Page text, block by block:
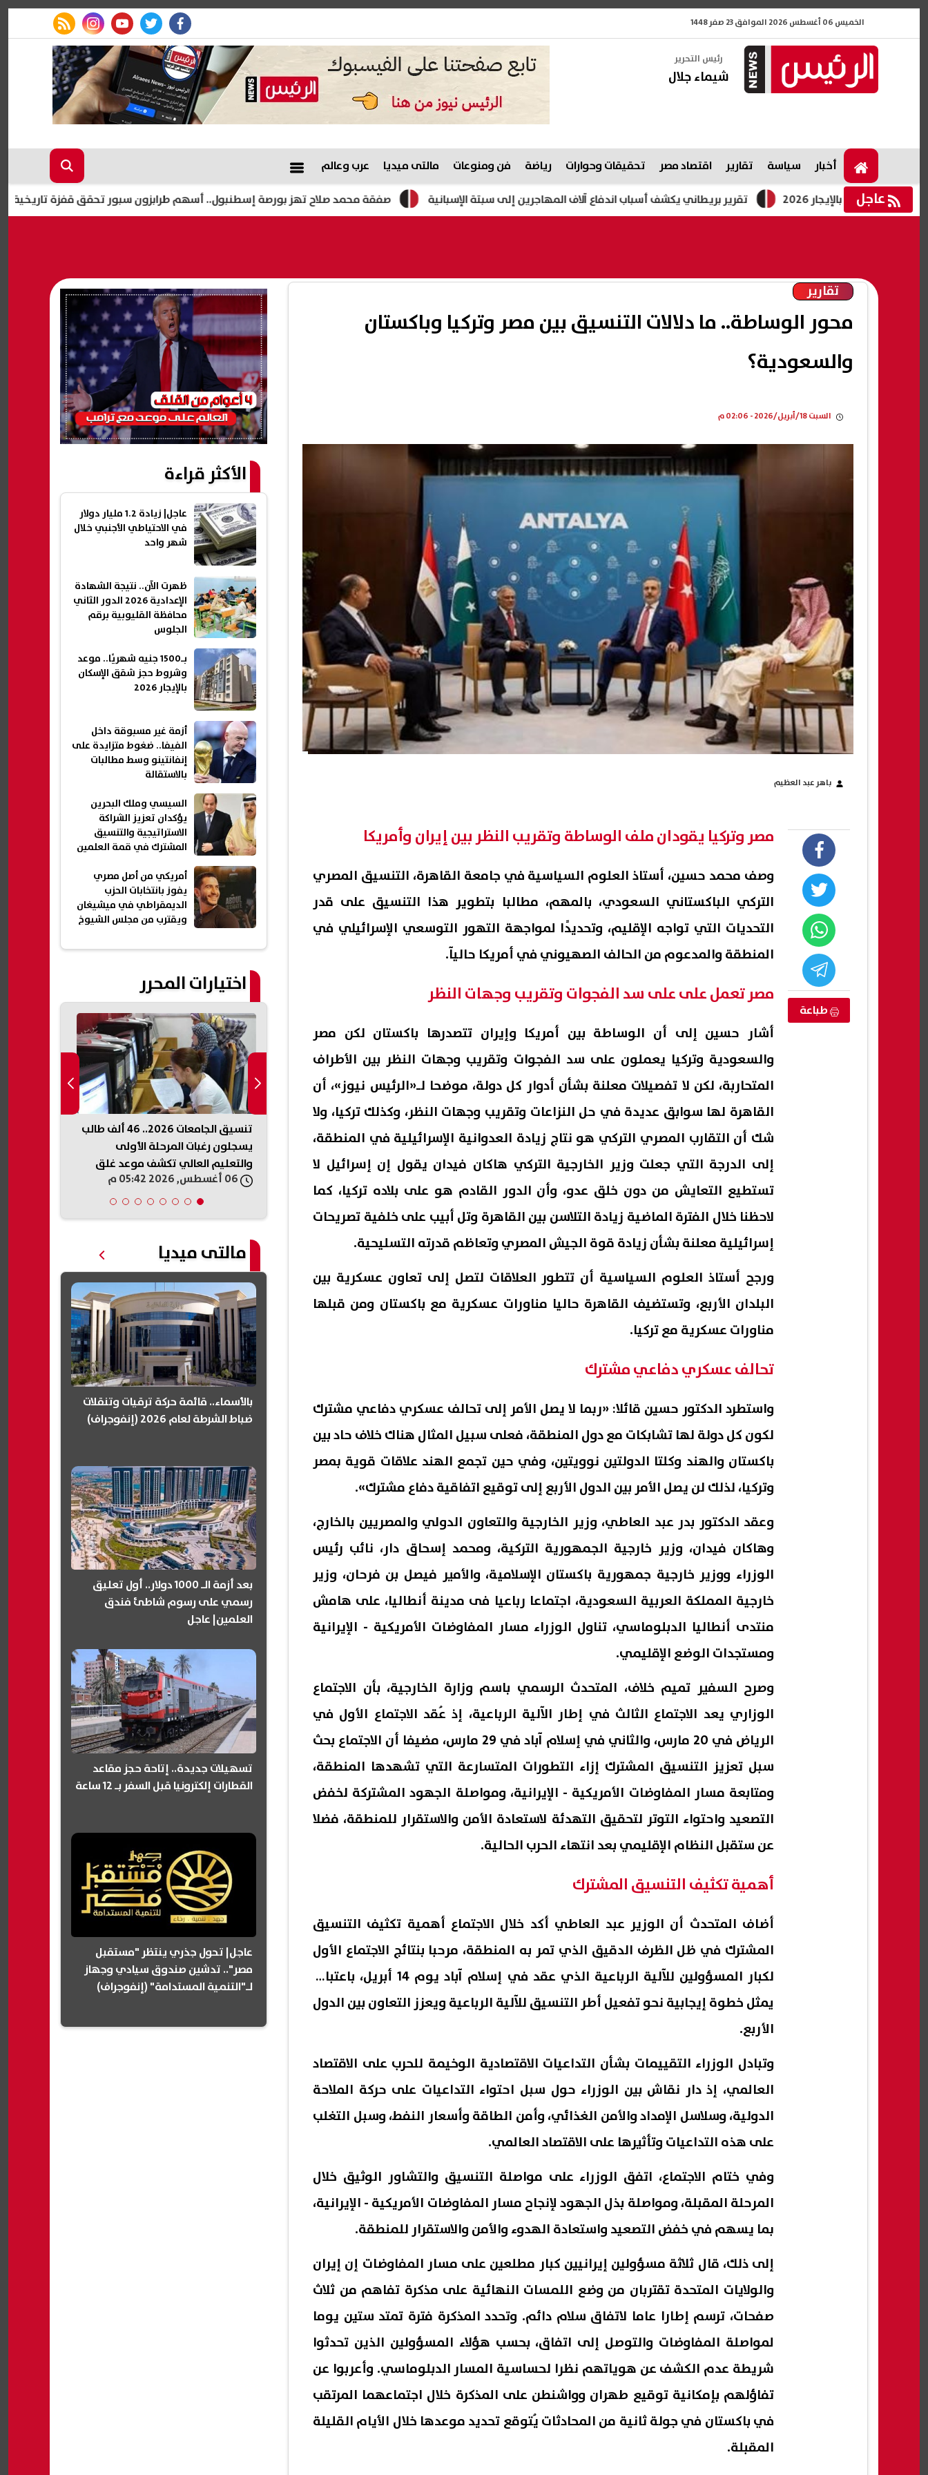
الخميس 06 أغسطس 2026 الموافق 23 صفر 1448
facebook
twitter
youtube
instagram
rss feed
رئيس التحرير
شيماء جلال
أخبار سياسة تقارير اقتصاد مصر تحقيقات وحوارات رياضة فن ومنوعات مالتى ميديا عرب وعالم
عاجل أزمة صفقة محمد صلاح تهز بورصة إسطنبول.. أسهم طرابزون سبور تحقق قفزة تاريخية تقرير بريطاني يكشف أسباب اندفاع آلاف المهاجرين إلى سبتة الإسبانية
تقارير
محور الوساطة.. ما دلالات التنسيق بين مصر وتركيا وباكستان
والسعودية؟
السبت 18/أبريل/2026 - 02:06 م
باهر عبد العظيم
طباعة
مصر وتركيا يقودان ملف الوساطة وتقريب النظر بين إيران وأمريكا
وصف محمد حسين، أستاذ العلوم السياسية في جامعة القاهرة، التنسيق المصري
التركي الباكستاني السعودي، بالمهم، مطالبا بتطوير هذا التنسيق على قدر
التحديات التي تواجه الإقليم، وتحديدًا لمواجهة التهور التوسعي الإسرائيلي في
المنطقة والمدعوم من الحالف الصهيوني في أمريكا حاليآ.
مصر تعمل على على سد الفجوات وتقريب وجهات النظر
أشار حسين إلى أن الوساطة بين أمريكا وإيران تتصدرها باكستان لكن مصر
والسعودية وتركيا يعملون على سد الفجوات وتقريب وجهات النظر بين الأطراف
المتحاربة، لكن لا تفصيلات معلنة بشأن أدوار كل دولة، موضحا لـ«الرئيس نيوز»، أن
القاهرة لها سوابق عديدة في حل النزاعات وتقريب وجهات النظر، وكذلك تركيا، ولا
شك أن التقارب المصري التركي هو نتاج زيادة العدوانية الإسرائيلية في المنطقة،
إلى الدرجة التي جعلت وزير الخارجية التركي هاكان فيدان يقول إن إسرائيل لا
تستطيع التعايش من دون خلق عدو، وأن الدور القادم هو على بلاده تركيا، كما
لاحظنا خلال الفترة الماضية زيادة التلاسن بين القاهرة وتل أبيب على خلفية تصريحات
إسرائيلية معلنة بشأن زيادة قوة الجيش المصري وتعاظم قدرته التسليحية.
ورجح أستاذ العلوم السياسية أن تتطور العلاقات لتصل إلى تعاون عسكرية بين
البلدان الأربع، وتستضيف القاهرة حاليا مناورات عسكرية مع باكستان ومن قبلها
مناورات عسكرية مع تركيا.
تحالف عسكري دفاعي مشترك
واستطرد الدكتور حسين قائلا: «ربما لا يصل الأمر إلى تحالف عسكري دفاعي مشترك
لكون كل دولة لها تشابكات مع دول المنطقة، فعلى سبيل المثال هناك خلاف حاد بين
باكستان والهند وكلتا الدولتين نوويتين، وفي حين تجمع الهند علاقات قوية بمصر
وتركيا، لذلك لن يصل الأمر بين الدول الأربع إلى توقيع اتفاقية دفاع مشترك».
وعقد الدكتور بدر عبد العاطي، وزير الخارجية والتعاون الدولي والمصريين بالخارج،
وهاكان فيدان، وزير خارجية الجمهورية التركية، ومحمد إسحاق دار، نائب رئيس
الوزراء ووزير خارجية جمهورية باكستان الإسلامية، والأمير فيصل بن فرحان، وزير
خارجية المملكة العربية السعودية، اجتماعا رباعيا فى مدينة أنطاليا، على هامش
منتدى أنطاليا الدبلوماسي، تناول الوزراء مسار المفاوضات الأمريكية - الإيرانية
ومستجدات الوضع الإقليمي.
وصرح السفير تميم خلاف، المتحدث الرسمي باسم وزارة الخارجية، بأن الاجتماع
الوزاري يعد الاجتماع الثالث في إطار الآلية الرباعية، إذ عُقد الاجتماع الأول في
الرياض في 20 مارس، والثاني في إسلام آباد في 29 مارس، مضيفا أن الاجتماع بحث
سبل تعزيز التنسيق المشترك إزاء التطورات المتسارعة التي تشهدها المنطقة،
ومتابعة مسار المفاوضات الأمريكية - الإيرانية، ومواصلة الجهود المشتركة لخفض
التصعيد واحتواء التوتر لتحقيق التهدئة لاستعادة الأمن والاستقرار للمنطقة، فضلا
عن ستقبل النظام الإقليمي بعد انتهاء الحرب الحالية.
أهمية تكثيف التنسيق المشترك
أضاف المتحدث أن الوزير عبد العاطي أكد خلال الاجتماع أهمية تكثيف التنسيق
المشترك في ظل الظرف الدقيق الذي تمر به المنطقة، مرحبا بنتائج الاجتماع الأول
لكبار المسؤولين للآلية الرباعية الذي عقد في إسلام آباد يوم 14 أبريل، باعتباره
يمثل خطوة إيجابية نحو تفعيل أطر التنسيق للآلية الرباعية ويعزز التعاون بين الدول
الأربع.
وتبادل الوزراء التقييمات بشأن التداعيات الاقتصادية الوخيمة للحرب على الاقتصاد
العالمي، إذ دار نقاش بين الوزراء حول سبل احتواء التداعيات على حركة الملاحة
الدولية، وسلاسل الإمداد والأمن الغذائي، وأمن الطاقة وأسعار النفط، وسبل التغلب
على هذه التداعيات وتأثيرها على الاقتصاد العالمي.
وفي ختام الاجتماع، اتفق الوزراء على مواصلة التنسيق والتشاور الوثيق خلال
المرحلة المقبلة، ومواصلة بذل الجهود لإنجاح مسار المفاوضات الأمريكية - الإيرانية،
بما يسهم في خفض التصعيد واستعادة الهدوء والأمن والاستقرار للمنطقة.
إلى ذلك، قال ثلاثة مسؤولين إيرانيين كبار مطلعين على مسار المفاوضات إن إيران
والولايات المتحدة تقتربان من وضع اللمسات النهائية على مذكرة تفاهم من ثلاث
صفحات، ترسم إطارا عاما لاتفاق سلام دائم. وتحدد المذكرة فترة تمتد ستين يوما
لمواصلة المفاوضات والتوصل إلى اتفاق، بحسب هؤلاء المسؤولين الذين تحدثوا
شريطة عدم الكشف عن هوياتهم نظرا لحساسية المسار الدبلوماسي. وأعربوا عن
تفاؤلهم بإمكانية توقيع طهران وواشنطن على المذكرة خلال اجتماعهما المرتقب
في باكستان في جولة ثانية من المحادثات يُتوقع تحديد موعدها خلال الأيام القليلة
المقبلة.
الأكثر قراءة
عاجل| زيادة 1.2 مليار دولار
في الاحتياطي الأجنبي خلال
شهر واحد
ظهرت الآن.. نتيجة الشهادة
الإعدادية 2026 الدور الثاني
محافظة القليوبية برقم
الجلوس
بـ1500 جنيه شهريًا.. موعد
وشروط حجز شقق الإسكان
بالإيجار 2026
أزمة غير مسبوقة داخل
الفيفا.. ضغوط متزايدة على
إنفانتينو وسط مطالبات
بالاستقالة
السيسي وملك البحرين
يؤكدان تعزيز الشراكة
الاستراتيجية والتنسيق
المشترك في قمة العلمين
أمريكي من أصل مصري
يفوز بانتخابات الحزب
الديمقراطي في ميشيغان
ويقترب من مجلس الشيوخ
اختيارات المحرر
عاجل| زيادة 1.2 مليار دولار في
الاحتياطي الأجنبي خلال شهر واحد
أمريكي من أصل مصري يفوز بانتخابات
الحزب الديمقراطي في ميشيغان
ويقترب من مجلس الشيوخ
أزمة غير مسبوقة داخل الفيفا..
ضغوط متزايدة على إنفانتينو وسط
مطالبات بالاستقالة
تنسيق الجامعات 2026.. 46 ألف طالب
يسجلون رغبات المرحلة الأولى
والتعليم العالي تكشف موعد غلق
التسجيل
مالتى ميديا
بالأسماء.. قائمة حركة ترقيات وتنقلات
ضباط الشرطة لعام 2026 (إنفوجراف)
بعد أزمة الـ 1000 دولار.. أول تعليق
رسمي على رسوم شاطئ فندق
العلمين| عاجل
تسهيلات جديدة.. إتاحة حجز مقاعد
القطارات إلكترونيا قبل السفر بـ 12 ساعة
عاجل| تحول جذري ينتظر "مستقبل
مصر".. تدشين صندوق سيادي وجهاز
لـ"التنمية المستدامة" (إنفوجراف)